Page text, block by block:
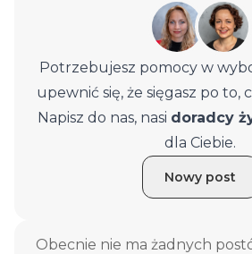
Potrzebujesz pomocy w
upewnić się, że sięgasz po to,
Napisz do nas, nasi doradcy
dla Ciebie.
Nowy post
Obecnie nie ma żadnych